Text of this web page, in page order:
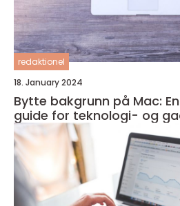
redaktionel
18. January 2024
Bytte bakgrunn på Mac:
guide for teknologi- og